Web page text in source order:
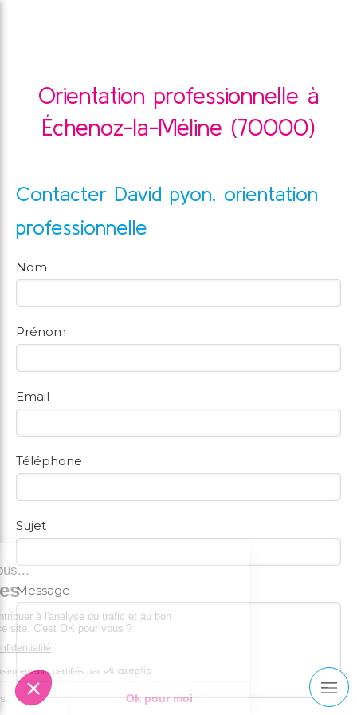
Orientation professionnelle à
Échenoz-la-Méline (70000)
Contacter David pyon, orientation
professionnelle
Nom
Prénom
Email
Téléphone
Sujet
Message